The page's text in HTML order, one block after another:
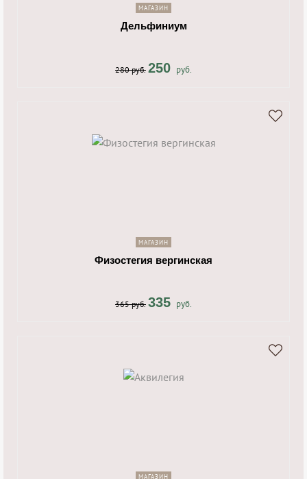
МАГАЗИН
Дельфиниум
280 руб. 250 руб.
МАГАЗИН
Физостегия вергинская
365 руб. 335 руб.
МАГАЗИН